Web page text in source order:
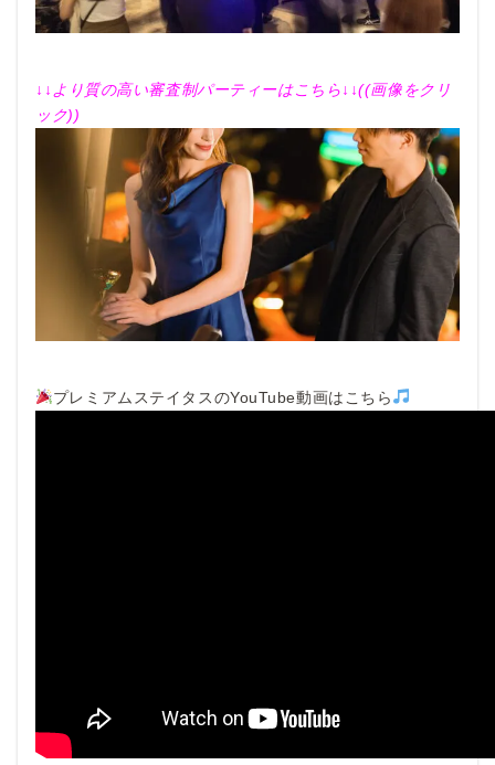
↓↓より質の高い審査制パーティーはこちら↓↓((画像をクリ
ック))
プレミアムステイタスのYouTube動画はこちら